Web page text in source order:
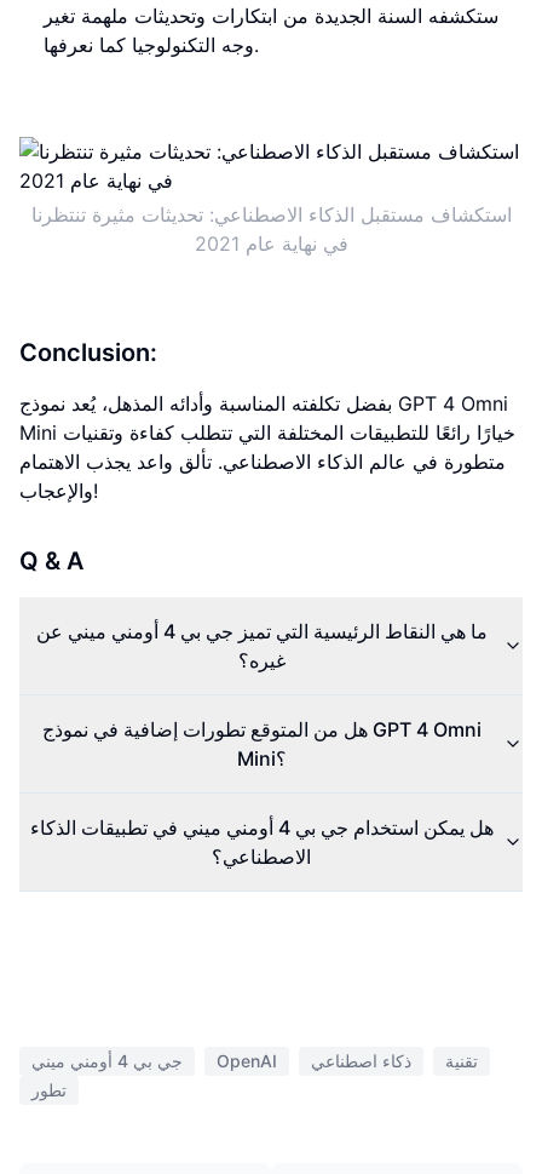
ستكشفه السنة الجديدة من ابتكارات وتحديثات ملهمة تغير
وجه التكنولوجيا كما نعرفها.
استكشاف مستقبل الذكاء الاصطناعي: تحديثات مثيرة تنتظرنا
في نهاية عام 2021
Conclusion:
بفضل تكلفته المناسبة وأدائه المذهل، يُعد نموذج GPT 4 Omni
Mini خيارًا رائعًا للتطبيقات المختلفة التي تتطلب كفاءة وتقنيات
متطورة في عالم الذكاء الاصطناعي. تألق واعد يجذب الاهتمام
والإعجاب!
Q & A
ما هي النقاط الرئيسية التي تميز جي بي 4 أومني ميني عن
غيره؟
هل من المتوقع تطورات إضافية في نموذج GPT 4 Omni
Mini؟
هل يمكن استخدام جي بي 4 أومني ميني في تطبيقات الذكاء
الاصطناعي؟
جي بي 4 أومني ميني OpenAI ذكاء اصطناعي
تقنية
تطور